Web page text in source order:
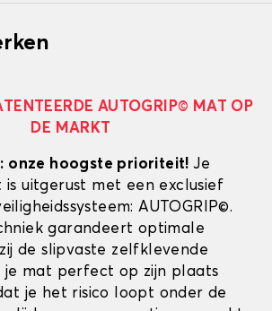
AUTOGRIP© MAT OP
DE MARKT
onze hoogste prioriteit!Je
is uitgerust met een exclusief
AUTOGRIP©.
garandeert optimale
de slipvaste zelfklevende
mat perfect op zijn plaats
je het risico loopt onder de